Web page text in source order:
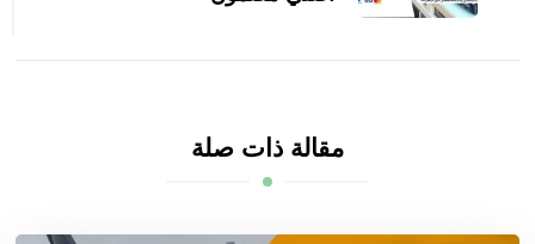
مقالة ذات صلة